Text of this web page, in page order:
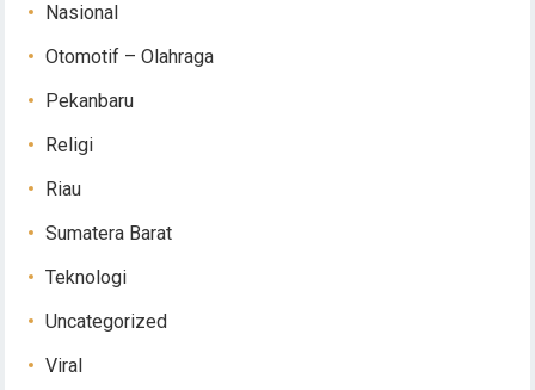
Nasional
Otomotif – Olahraga
Pekanbaru
Religi
Riau
Sumatera Barat
Teknologi
Uncategorized
Viral